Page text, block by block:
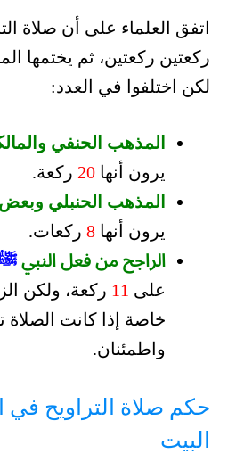
اتفق العلماء على أن صلاة
ركعتين ركعتين، ثم يختمها
لكن اختلفوا في العدد:
المذهب الحنفي
يرون أنها 20 ركعة.
المذهب الحنبلي
يرون أنها 8 ركعات.
الراجح من فعل النبي
على 11 ركعة، ولكن
خاصة إذا كانت
واطمئنان.
حكم صلاة التراويح في
البيت